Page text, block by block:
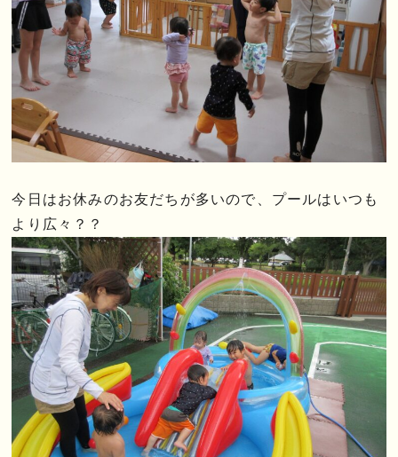
今日はお休みのお友だちが多いので、プールはいつも
より広々？？